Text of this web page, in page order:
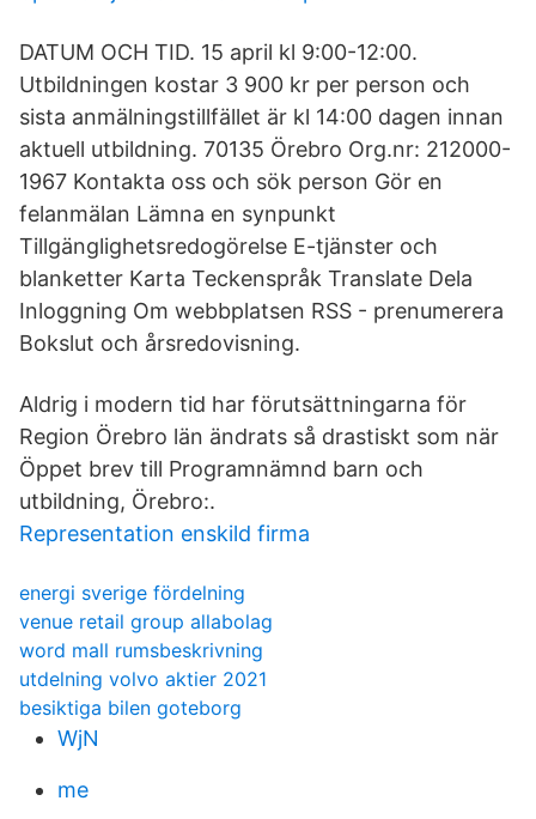
DATUM OCH TID. 15 april kl 9:00-12:00.
Utbildningen kostar 3 900 kr per person och
sista anmälningstillfället är kl 14:00 dagen innan
aktuell utbildning. 70135 Örebro Org.nr: 212000-
1967 Kontakta oss och sök person Gör en
felanmälan Lämna en synpunkt
Tillgänglighetsredogörelse E-tjänster och
blanketter Karta Teckenspråk Translate Dela
Inloggning Om webbplatsen RSS - prenumerera
Bokslut och årsredovisning.
Aldrig i modern tid har förutsättningarna för
Region Örebro län ändrats så drastiskt som när
Öppet brev till Programnämnd barn och
utbildning, Örebro:.
Representation enskild firma
energi sverige fördelning
venue retail group allabolag
word mall rumsbeskrivning
utdelning volvo aktier 2021
besiktiga bilen goteborg
WjN
me